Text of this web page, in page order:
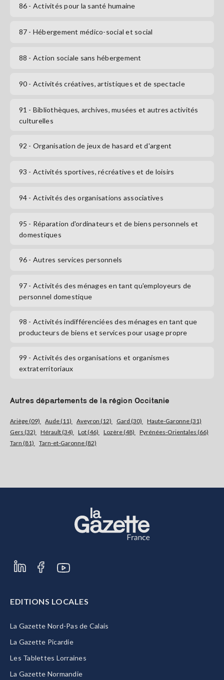
86 - Activités pour la santé humaine
87 - Hébergement médico-social et social
88 - Action sociale sans hébergement
90 - Activités créatives, artistiques et de spectacle
91 - Bibliothèques, archives, musées et autres activités
culturelles
92 - Organisation de jeux de hasard et d'argent
93 - Activités sportives, récréatives et de loisirs
94 - Activités des organisations associatives
95 - Réparation d'ordinateurs et de biens personnels et
domestiques
96 - Autres services personnels
97 - Activités des ménages en tant qu'employeurs de
personnel domestique
98 - Activités indifférenciées des ménages en tant que
producteurs de biens et services pour usage propre
99 - Activités des organisations et organismes
extraterritoriaux
Autres départements de la région Occitanie
Ariège (09) Aude (11) Aveyron (12) Gard (30)
Haute-Garonne (31)
Gers (32)
Hérault (34) Lot (46) Lozère (48)
Pyrénées-Orientales (66)
Tarn (81)
Tarn-et-Garonne (82)
EDITIONS LOCALES
La Gazette Nord-Pas de Calais
La Gazette Picardie
Les Tablettes Lorraines
La Gazette Normandie